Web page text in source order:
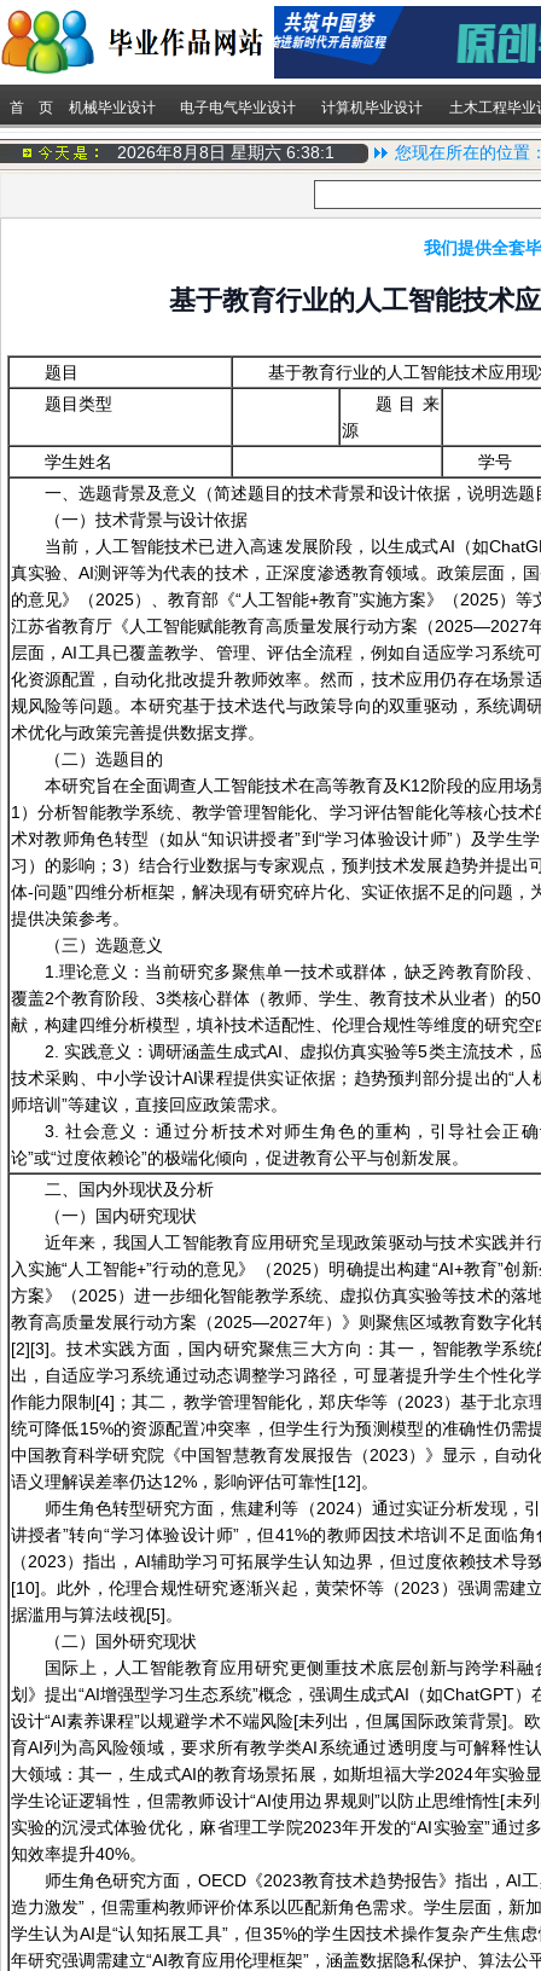
首 页 机械毕业设计 电子电气毕业设计 计算机毕业设计 土木工程毕业
2026年8月8日 星期六 6:38:1 您现在所在的位置
我们提供全套
基于教育行业的人工智能技术
题目
基于教育行业的人工智能技术应用
题目类型
题目来
源
学生姓名
学号
一、选题背景及意义（简述题目的技术背景和设计依据，说明选题
（一）技术背景与设计依据
当前，人工智能技术已进入高速发展阶段，以生成式AI（如
真实验、AI测评等为代表的技术，正深度渗透教育领域。政策层面，
的意见》（2025）、教育部《“人工智能+教育”实施方案》（2025）
江苏省教育厅《人工智能赋能教育高质量发展行动方案（2025—2027
层面，AI工具已覆盖教学、管理、评估全流程，例如自适应学习系统
化资源配置，自动化批改提升教师效率。然而，技术应用仍存在场景
规风险等问题。本研究基于技术迭代与政策导向的双重驱动，系统调
术优化与政策完善提供数据支撑。
（二）选题目的
本研究旨在全面调查人工智能技术在高等教育及K12阶段的应用场
1）分析智能教学系统、教学管理智能化、学习评估智能化等核心技
术对教师角色转型（如从“知识讲授者”到“学习体验设计师”）及学生
习）的影响；3）结合行业数据与专家观点，预判技术发展趋势并提出
体-问题”四维分析框架，解决现有研究碎片化、实证依据不足的问题
提供决策参考。
（三）选题意义
1.理论意义：当前研究多聚焦单一技术或群体，缺乏跨教育阶段
覆盖2个教育阶段、3类核心群体（教师、学生、教育技术从业者）的
献，构建四维分析模型，填补技术适配性、伦理合规性等维度的研究空
2. 实践意义：调研涵盖生成式AI、虚拟仿真实验等5类主流技术，
技术采购、中小学设计AI课程提供实证依据；趋势预判部分提出的“人
师培训”等建议，直接回应政策需求。
3. 社会意义：通过分析技术对师生角色的重构，引导社会正
论”或“过度依赖论”的极端化倾向，促进教育公平与创新发展。
二、国内外现状及分析
（一）国内研究现状
近年来，我国人工智能教育应用研究呈现政策驱动与技术实践并
入实施“人工智能+”行动的意见》（2025）明确提出构建“AI+教育”创
方案》（2025）进一步细化智能教学系统、虚拟仿真实验等技术的落
教育高质量发展行动方案（2025—2027年）》则聚焦区域教育数字化
[2][3]。技术实践方面，国内研究聚焦三大方向：其一，智能教学系
出，自适应学习系统通过动态调整学习路径，可显著提升学生个性化
作能力限制[4]；其二，教学管理智能化，郑庆华等（2023）基于北京
统可降低15%的资源配置冲突率，但学生行为预测模型的准确性仍需
中国教育科学研究院《中国智慧教育发展报告（2023）》显示，自动
语义理解误差率仍达12%，影响评估可靠性[12]。
师生角色转型研究方面，焦建利等（2024）通过实证分析发现，
讲授者”转向“学习体验设计师”，但41%的教师因技术培训不足面临
（2023）指出，AI辅助学习可拓展学生认知边界，但过度依赖技术导
[10]。此外，伦理合规性研究逐渐兴起，黄荣怀等（2023）强调需建
据滥用与算法歧视[5]。
（二）国外研究现状
国际上，人工智能教育应用研究更侧重技术底层创新与跨学科
划》提出“AI增强型学习生态系统”概念，强调生成式AI（如ChatGPT
设计“AI素养课程”以规避学术不端风险[未列出，但属国际政策背景]。
育AI列为高风险领域，要求所有教学类AI系统通过透明度与可解释性
大领域：其一，生成式AI的教育场景拓展，如斯坦福大学2024年实验
学生论证逻辑性，但需教师设计“AI使用边界规则”以防止思维惰性[未
实验的沉浸式体验优化，麻省理工学院2023年开发的“AI实验室”通过
知效率提升40%。
师生角色研究方面，OECD《2023教育技术趋势报告》指出，AI
造力激发”，但需重构教师评价体系以匹配新角色需求。学生层面，新
学生认为AI是“认知拓展工具”，但35%的学生因技术操作复杂产生焦
年研究强调需建立“AI教育应用伦理框架”，涵盖数据隐私保护、算法公